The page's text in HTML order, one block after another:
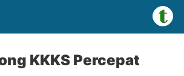
KKKS Percepat